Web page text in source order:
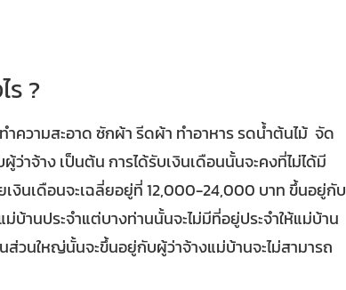
ร ?
ความสะอาด ซักผ้า รีดผ้า ทำอาหาร รดน้ำต้นไม้ จัด
าจ้าง เป็นต้น การได้รับเงินเดือนนั้นจะคงที่ไม่ได้มี
เงินเดือนจะเฉลี่ยอยู่ที่ 12,000-24,000 บาท ขึ้นอยู่กับ
บ้านประจำแต่บางท่านนั้นจะไม่มีที่อยู่ประจำให้แม่บ้าน
ส่วนใหญ่นั้นจะขึ้นอยู่กับผู้ว่าจ้างแม่บ้านจะไม่สามารถ